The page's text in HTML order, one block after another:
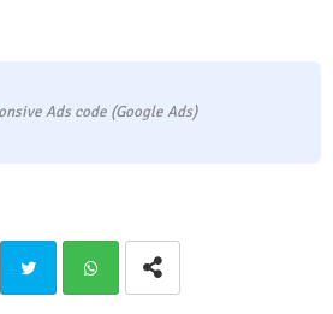
Ads code (Google Ads)